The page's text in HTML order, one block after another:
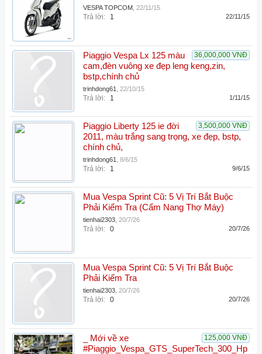
VESPA TOPCOM 22/11/15
Trả lời: 1 22/11/15
36,000,000 VNĐ
Piaggio Vespa Lx 125 màu
cam,đèn vuông xe đẹp leng keng,zin,
bstp,chính chủ
trinhdong61 22/10/15
Trả lời: 1 1/11/15
3,500,000 VNĐ
Piaggio Liberty 125 ie đời
2011, màu trắng sang trọng, xe đẹp, bstp,
chính chủ,
trinhdong61 8/6/15
Trả lời: 1 9/6/15
Mua Vespa Sprint Cũ: 5 Vị Trí Bắt Buộc
Phải Kiểm Tra (Cẩm Nang Thợ Máy)
tienhai2303 20/7/26
Trả lời: 0 20/7/26
Mua Vespa Sprint Cũ: 5 Vị Trí Bắt Buộc
Phải Kiểm Tra
tienhai2303 20/7/26
Trả lời: 0 20/7/26
125,000 VNĐ
_ Mới về xe
#Piaggio_Vespa_GTS_SuperTech_300_Hp